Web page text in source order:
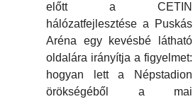
előtt a CETIN
hálózatfejlesztése a Puskás
Aréna egy kevésbé látható
oldalára irányítja a figyelmet:
hogyan lett a Népstadion
örökségéből a mai